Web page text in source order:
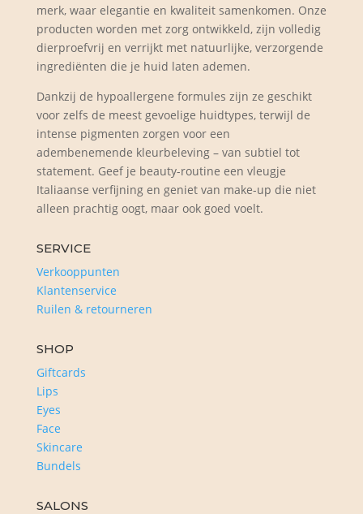
merk, waar elegantie en kwaliteit samenkomen. Onze
producten worden met zorg ontwikkeld, zijn volledig
dierproefvrij en verrijkt met natuurlijke, verzorgende
ingrediënten die je huid laten ademen.
Dankzij de hypoallergene formules zijn ze geschikt
voor zelfs de meest gevoelige huidtypes, terwijl de
intense pigmenten zorgen voor een
adembenemende kleurbeleving – van subtiel tot
statement. Geef je beauty-routine een vleugje
Italiaanse verfijning en geniet van make-up die niet
alleen prachtig oogt, maar ook goed voelt.
SERVICE
Verkooppunten
Klantenservice
Ruilen & retourneren
SHOP
Giftcards
Lips
Eyes
Face
Skincare
Bundels
SALONS